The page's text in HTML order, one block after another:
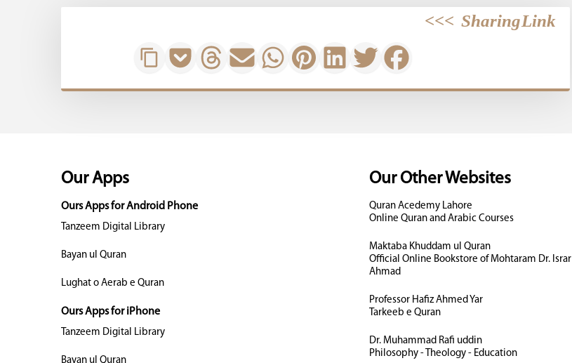
Sharing Link
>>>
Our Other Websites
Quran Acedemy Lahore
Online Quran and Arabic Courses
Maktaba Khuddam ul Quran
Official Online Bookstore of Mohtaram Dr. Israr
Ahmad
Professor Hafiz Ahmed Yar
Tarkeeb e Quran
Dr. Muhammad Rafi uddin
Philosophy - Theology - Education
Our Apps
Ours Apps for Android Phone
Tanzeem Digital Library
Bayan ul Quran
Lughat o Aerab e Quran
Ours Apps for iPhone
Tanzeem Digital Library
Bayan ul Quran